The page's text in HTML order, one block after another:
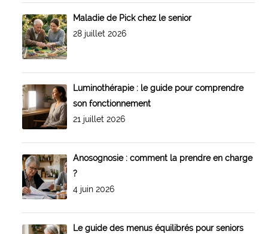
Maladie de Pick chez le senior
28 juillet 2026
Luminothérapie : le guide pour comprendre
son fonctionnement
21 juillet 2026
Anosognosie : comment la prendre en charge
?
4 juin 2026
Le guide des menus équilibrés pour seniors